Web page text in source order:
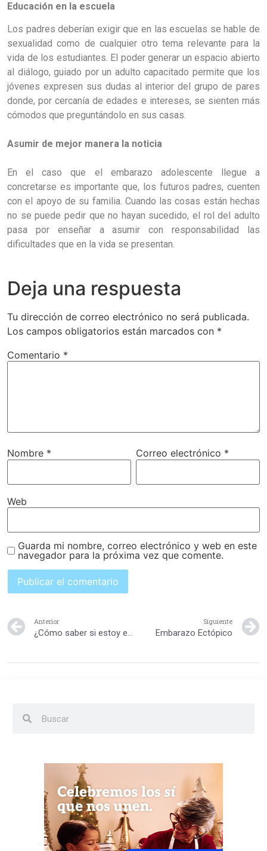
Educación en la escuela
Los padres deberían exigir que en las escuelas se hable de
sexualidad como de cualquier otro tema relevante para la
vida de los estudiantes. El poder generar un espacio abierto
al diálogo, guiado por un adulto capacitado permite que los
jóvenes expresen sus dudas al interior del grupo de pares
donde, por cercanía de edades e intereses, se sienten más
cómodos que preguntándolo en sus casas.
Asumir de mejor manera la noticia
En el caso que el embarazo adolescente llegue a
concretarse es importante que, los futuros padres, cuenten
con el apoyo de su familia. Cuando las cosas están hechas
no se puede pedir que no hayan sucedido, el rol del adulto
pasa por enseñar a asumir con responsabilidad las
dificultades que en la vida se presentan.
Deja una respuesta
Tu dirección de correo electrónico no será publicada.
Los campos obligatorios están marcados con *
Comentario *
Nombre * Correo electrónico *
Web
Guarda mi nombre, correo electrónico y web en este
navegador para la próxima vez que comente.
Anterior
¿Cómo saber si estoy embarazada?
Siguiente
Embarazo Ectópico